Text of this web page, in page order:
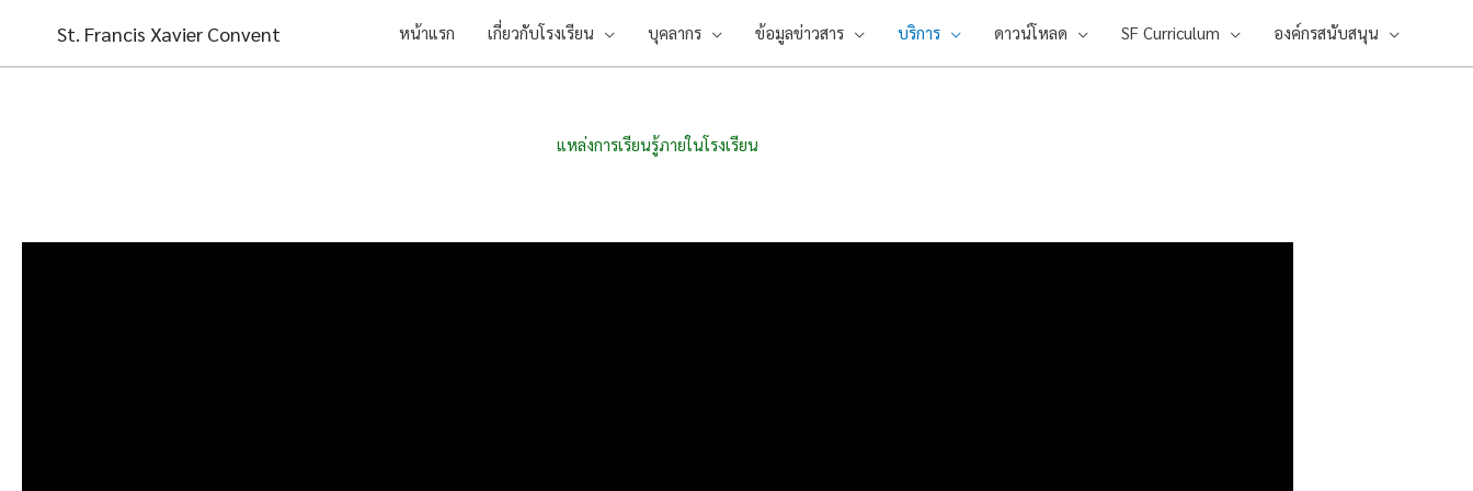
content
St. Francis Xavier Convent หน้าแรก เกี่ยวกับโรงเรียน บุคลากร ข้อมูลข่าวสาร บริการ ดาวน์โหลด SF Curriculum องค์กรสนับสนุน
แหล่งการเรียนรู้ภายในโรงเรียน